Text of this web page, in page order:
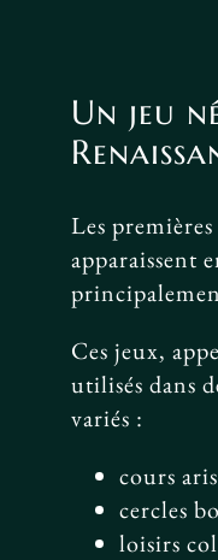
Un jeu
Les
apparaissent
Ces jeux,
utilisés dans
variés :
cours
cercles
loisirs